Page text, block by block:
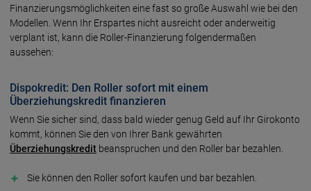
Finanzierungsmöglichkeiten eine fast so große Auswahl wie bei den
Modellen. Wenn Ihr Erspartes nicht ausreicht oder anderweitig
verplant ist, kann die Roller-Finanzierung folgendermaßen
aussehen:
Dispokredit: Den Roller sofort mit einem
Überziehungskredit finanzieren
Wenn Sie sicher sind, dass bald wieder genug Geld auf Ihr Girokonto
kommt, können Sie den von Ihrer Bank gewährten
Überziehungskredit beanspruchen und den Roller bar bezahlen.
Sie können den Roller sofort kaufen und bar bezahlen.